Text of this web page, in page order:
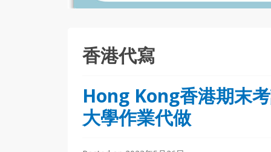
香港代寫
Hong Kong香港期末
大學作業代做